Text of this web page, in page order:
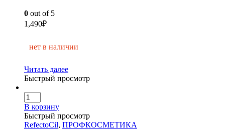
0 out of 5
1,490₽
нет в наличии
Читать далее
Быстрый просмотр
В корзину
Быстрый просмотр
RefectoCil, ПРОФКОСМЕТИКА